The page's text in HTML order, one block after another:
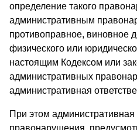
определение такого
административным
противоправное, виновное
физического или
настоящим Кодексом или
административных
административная
При этом административная
правонарушения,